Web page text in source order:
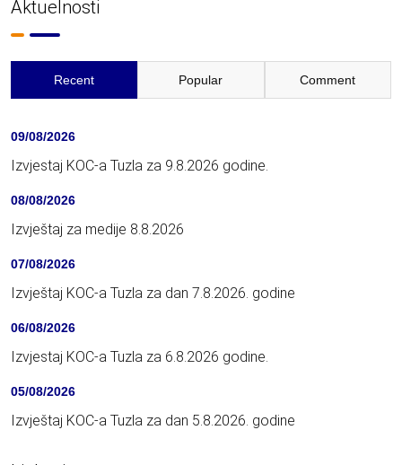
Aktuelnosti
Recent Popular Comment
09/08/2026
Izvjestaj KOC-a Tuzla za 9.8.2026 godine.
08/08/2026
Izvještaj za medije 8.8.2026
07/08/2026
Izvještaj KOC-a Tuzla za dan 7.8.2026. godine
06/08/2026
Izvjestaj KOC-a Tuzla za 6.8.2026 godine.
05/08/2026
Izvještaj KOC-a Tuzla za dan 5.8.2026. godine